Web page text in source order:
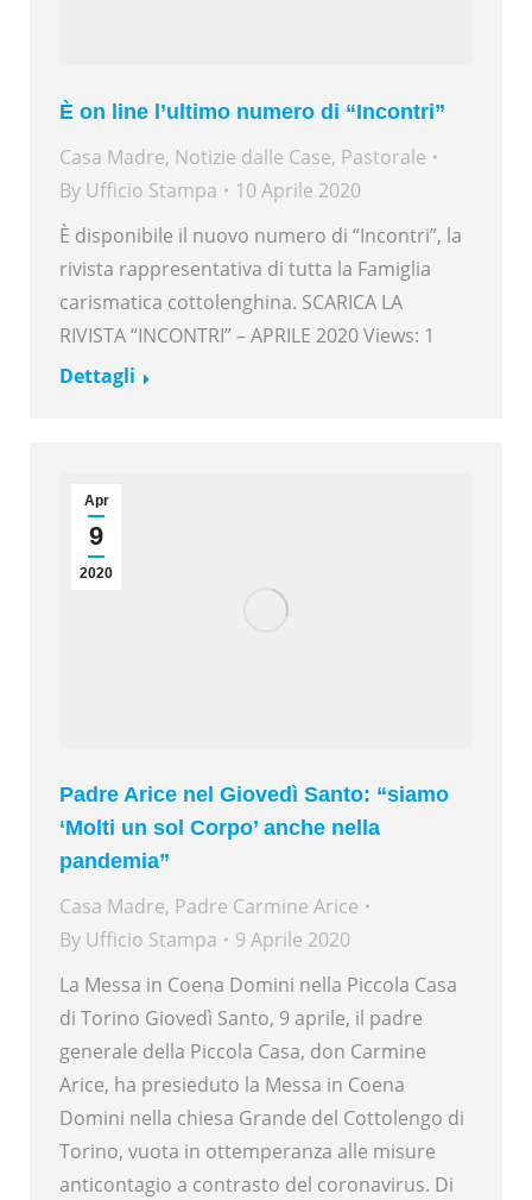
È on line l’ultimo numero di “Incontri”
Casa Madre, Notizie dalle Case, Pastorale
By Ufficio Stampa
10 Aprile 2020
È disponibile il nuovo numero di “Incontri”, la
rivista rappresentativa di tutta la Famiglia
carismatica cottolenghina. SCARICA LA
RIVISTA “INCONTRI” – APRILE 2020 Views: 1
Dettagli
Apr
9
2020
Padre Arice nel Giovedì Santo: “siamo
‘Molti un sol Corpo’ anche nella
pandemia”
Casa Madre, Padre Carmine Arice
By Ufficio Stampa
9 Aprile 2020
La Messa in Coena Domini nella Piccola Casa
di Torino Giovedì Santo, 9 aprile, il padre
generale della Piccola Casa, don Carmine
Arice, ha presieduto la Messa in Coena
Domini nella chiesa Grande del Cottolengo di
Torino, vuota in ottemperanza alle misure
anticontagio a contrasto del coronavirus. Di